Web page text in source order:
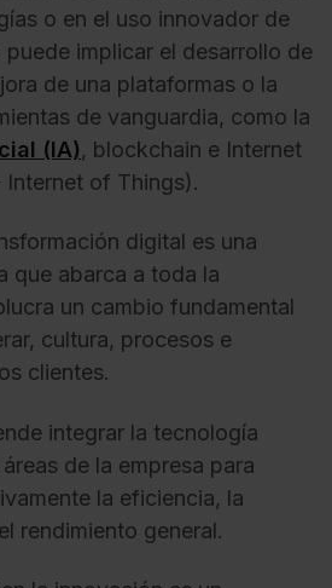
o en el uso innovador de
puede implicar el desarrollo de
de una plataformas o la
de vanguardia, como la
(IA), blockchain e Internet
of Things).
digital es una
que abarca a toda la
un cambio fundamental
cultura, procesos e
clientes.
integrar la tecnología
de la empresa para
la eficiencia, la
rendimiento general.